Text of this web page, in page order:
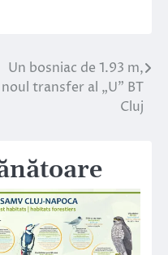
Un bosniac de 1.93 m,
noul transfer al „U” BT
Cluj